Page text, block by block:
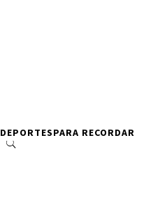
DEPORTESPARA RECORDAR